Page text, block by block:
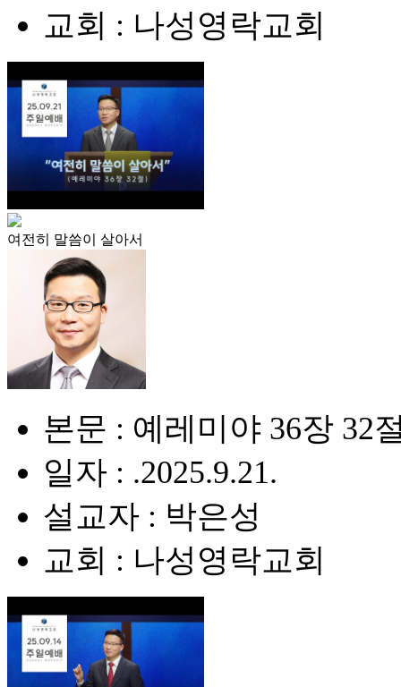
교회 : 나성영락교회
여전히 말씀이 살아서
본문 : 예레미야 36장 32
일자 : .2025.9.21.
설교자 : 박은성
교회 : 나성영락교회